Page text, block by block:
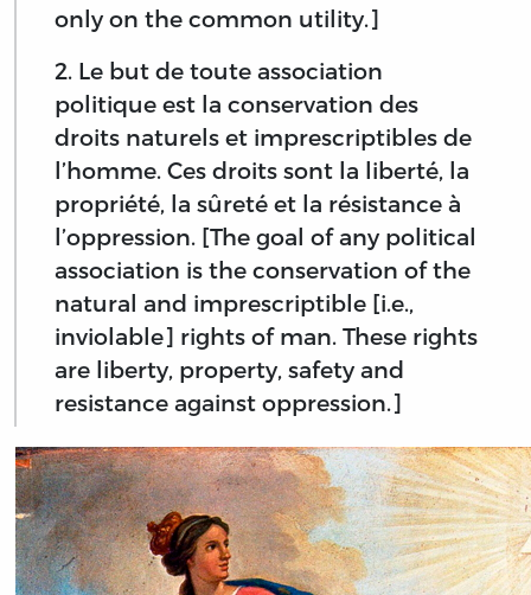
only on the common utility.]
2. Le but de toute association
politique est la conservation des
droits naturels et imprescriptibles de
l’homme. Ces droits sont la liberté, la
propriété, la sûreté et la résistance à
l’oppression. [The goal of any political
association is the conservation of the
natural and imprescriptible [i.e.,
inviolable] rights of man. These rights
are liberty, property, safety and
resistance against oppression.]